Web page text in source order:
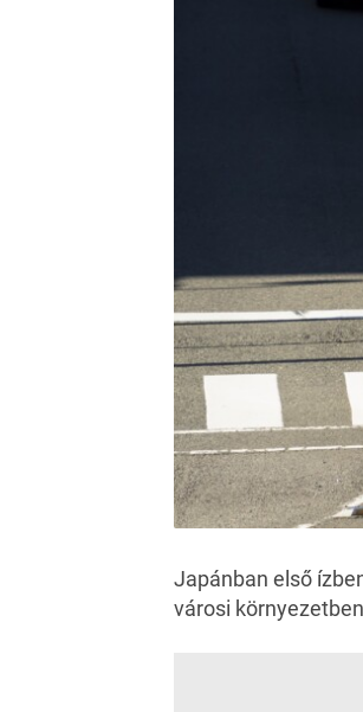
Japánban első
városi